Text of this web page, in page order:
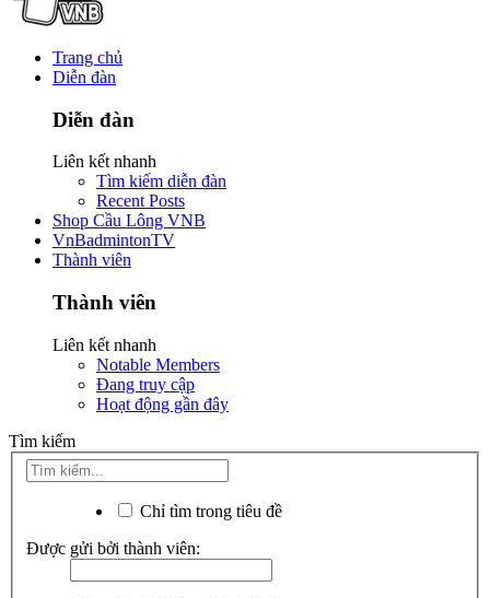
Trang chủ
Diễn đàn
Diễn đàn
Liên kết nhanh
Tìm kiếm diễn đàn
Recent Posts
Shop Cầu Lông VNB
VnBadmintonTV
Thành viên
Thành viên
Liên kết nhanh
Notable Members
Đang truy cập
Hoạt động gần đây
Tìm kiếm
Chỉ tìm trong tiêu đề
Được gửi bởi thành viên: